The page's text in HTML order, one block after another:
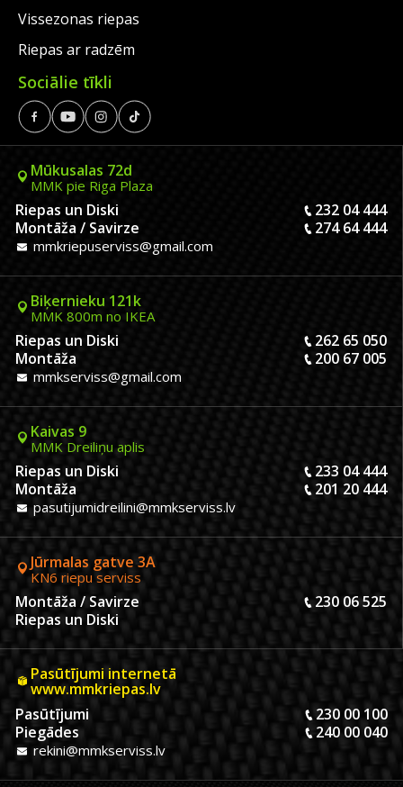
Vissezonas riepas
Riepas ar radzēm
Sociālie tīkli
Mūkusalas 72d
MMK pie Riga Plaza
Riepas un Diski
232 04 444
Montāža / Savirze
274 64 444
mmkriepuserviss@gmail.com
Biķernieku 121k
MMK 800m no IKEA
Riepas un Diski
262 65 050
Montāža
200 67 005
mmkserviss@gmail.com
Kaivas 9
MMK Dreiliņu aplis
Riepas un Diski
233 04 444
Montāža
201 20 444
pasutijumidreilini@mmkserviss.lv
Jūrmalas gatve 3A
KN6 riepu serviss
Montāža / Savirze
230 06 525
Riepas un Diski
Pasūtījumi internetā
www.mmkriepas.lv
Pasūtījumi
230 00 100
Piegādes
240 00 040
rekini@mmkserviss.lv